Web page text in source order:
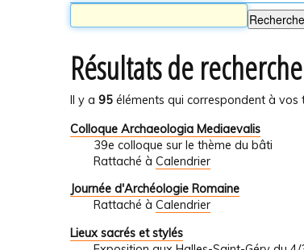
Résultats de recherche
Il y a 95 éléments qui correspondent à vos
Colloque Archaeologia Mediaevalis
39e colloque sur le thème du bâti
Rattaché à Calendrier
Journée d'Archéologie Romaine
Rattaché à Calendrier
Lieux sacrés et stylés